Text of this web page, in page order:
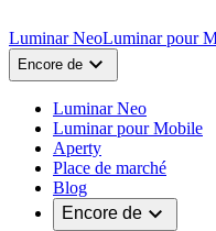
Luminar NeoLuminar pour
Encore de expand_more
Luminar Neo
Luminar pour Mobile
Aperty
Place de marché
Blog
Encore de expand_more